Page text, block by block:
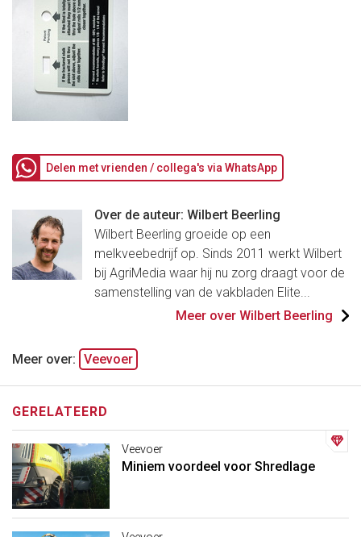
Delen met vrienden / collega's via WhatsApp
Over de auteur: Wilbert Beerling
Wilbert Beerling groeide op een
melkveebedrijf op. Sinds 2011 werkt Wilbert
bij AgriMedia waar hij nu zorg draagt voor de
samenstelling van de vakbladen Elite...
Meer over Wilbert Beerling
Meer over: Veevoer
GERELATEERD
Veevoer
Miniem voordeel voor Shredlage